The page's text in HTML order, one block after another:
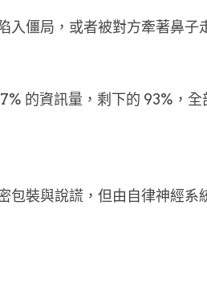
入僵局，或者被對方牽著鼻子
的資訊量，剩下的 93%，
包裝與說謊，但由自律神經系